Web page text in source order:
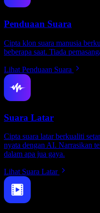
Penduaan Suara
Cipta klon suara manusia
beberapa saat. Tiada
Lihat Penduaan Suara
Suara Latar
Cipta suara latar berkualiti
nyata dengan AI. Narrasikan
dalam apa jua gaya.
Lihat Suara Latar